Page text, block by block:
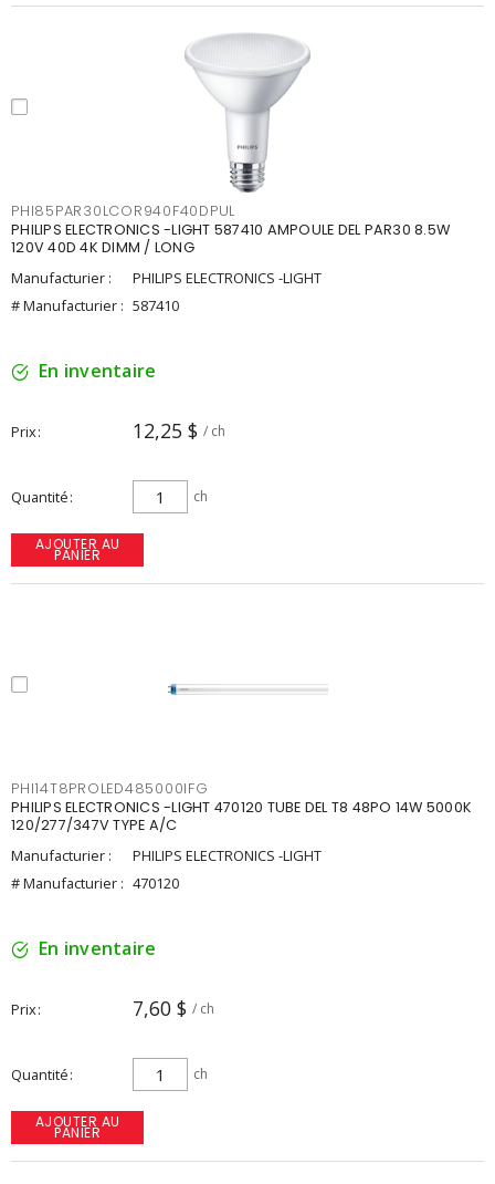
PHI85PAR30LCOR940F40DPUL
PHILIPS ELECTRONICS -LIGHT 587410 AMPOULE DEL PAR30 8.5W
120V 40D 4K DIMM / LONG
Manufacturier :
PHILIPS ELECTRONICS -LIGHT
# Manufacturier : 587410
En inventaire
Prix 12,25 $ / ch
Quantité ch
AJOUTER AU
PANIER
PHI14T8PROLED485000IFG
PHILIPS ELECTRONICS -LIGHT 470120 TUBE DEL T8 48PO 14W 5000K
120/277/347V TYPE A/C
Manufacturier :
PHILIPS ELECTRONICS -LIGHT
# Manufacturier : 470120
En inventaire
Prix 7,60 $ / ch
Quantité ch
AJOUTER AU
PANIER